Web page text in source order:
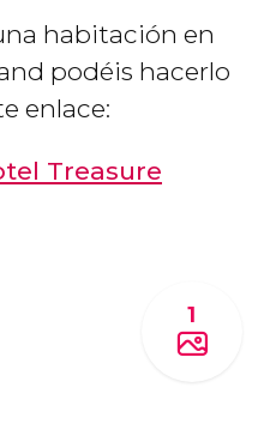
habitación en
podéis hacerlo
enlace:
Treasure
1